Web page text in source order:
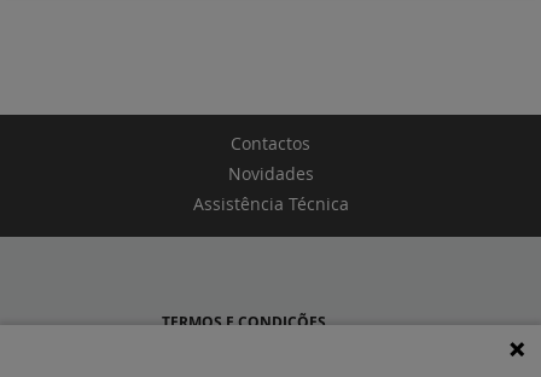
Contactos
Novidades
Assistência Técnica
TERMOS E CONDIÇÕES